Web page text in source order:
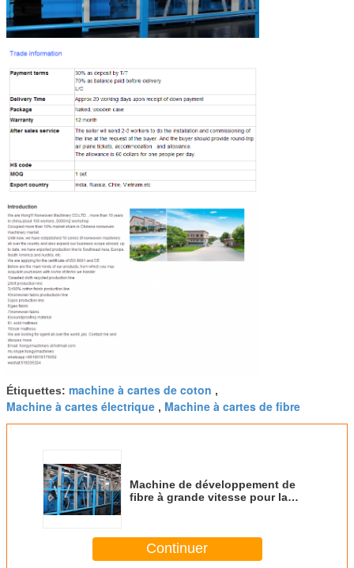
Étiquettes: machine à cartes de coton ,
Machine à cartes électrique , Machine à cartes de fibre
Machine de développement de
fibre à grande vitesse pour la
Continuer